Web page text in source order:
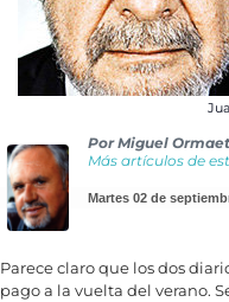
PorMiguel
Más artículos de
martes 02 de
Parece claro que los dos
pago a la vuelta del verano.